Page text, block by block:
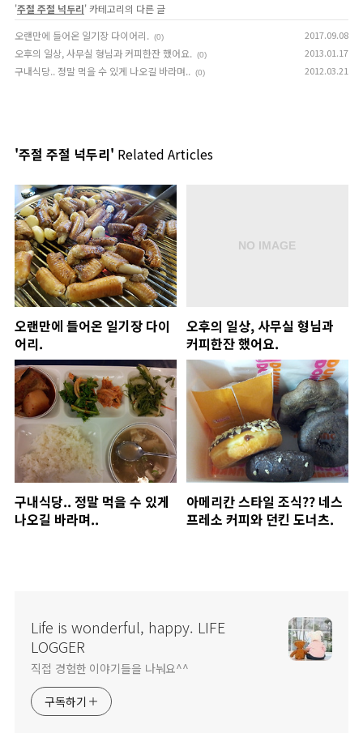
'주절 주절 넉두리' 카테고리의 다른 글
오랜만에 들어온 일기장 다이어리.
(0) 2017.09.08
오후의 일상, 사무실 형님과 커피한잔 했어요. (0) 2013.01.17
구내식당.. 정말 먹을 수 있게 나오길 바라며.. (0) 2012.03.21
'주절 주절 넉두리' Related Articles
오랜만에 들어온 일기장 다이
어리.
오후의 일상, 사무실 형님과
커피한잔 했어요.
구내식당.. 정말 먹을 수 있게
나오길 바라며..
아메리칸 스타일 조식?? 네스
프레소 커피와 던킨 도너츠.
Life is wonderful, happy. LIFE
LOGGER
직접 경험한 이야기들을 나눠요^^
구독하기